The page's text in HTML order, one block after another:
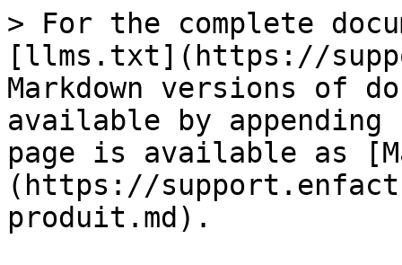
> For the complete
[llms.txt](https://
Markdown versions of
available by
page is available as
(https://
produit.md).